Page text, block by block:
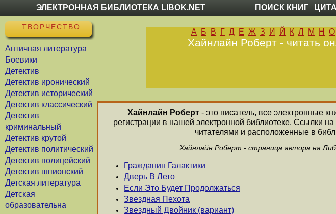
ЭЛЕКТРОННАЯ БИБЛИОТЕКА LIBOK.NET ПОИСК КНИГ
ТВОРЧЕСТВО
Античная литература
Боевики
Детектив
Детектив иронический
Детектив исторический
Детектив классический
Детектив
криминальный
Детектив крутой
Детектив политический
Детектив полицейский
Детектив шпионский
Детская литература
Детская
образовательна
А Б В Г Д Е Ж З И Й К Л М Н О
Хайнлайн Роберт - читать
Хайнлайн Роберт - это писатель, все электронные
регистрации в нашей электронной библиотеке. Ссылки
читателями и расположенные в
Хайнлайн Роберт - страница автора на
Гражданин Галактики
Дверь В Лето
Если Это Будет Продолжаться
Звездная Пехота
Звездный Двойник (вариант)